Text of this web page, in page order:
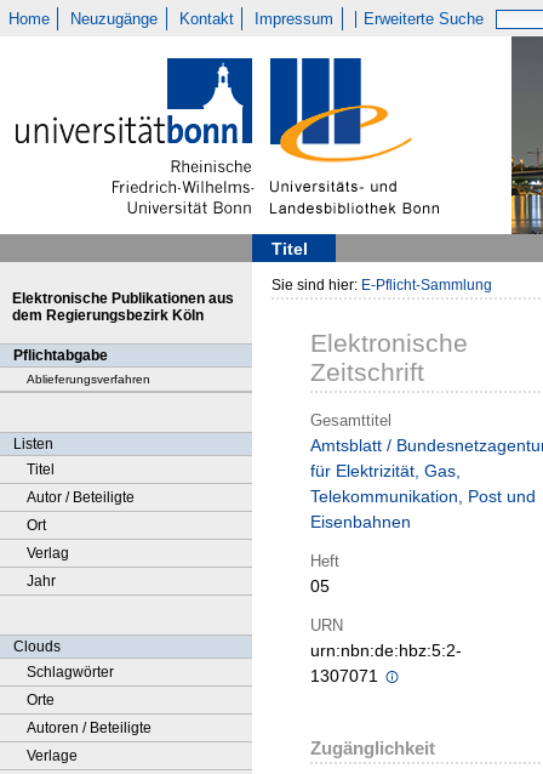
Home Neuzugänge Kontakt Impressum Erweiterte Suche
Titel
Elektronische Publikationen aus
dem Regierungsbezirk Köln
Pflichtabgabe
Ablieferungsverfahren
Listen
Titel
Autor / Beteiligte
Ort
Verlag
Jahr
Clouds
Schlagwörter
Orte
Autoren / Beteiligte
Verlage
Sie sind hier: E-Pflicht-Sammlung
Elektronische
Zeitschrift
Gesamttitel
Amtsblatt /
für Elektrizität, Gas,
Telekommunikation, Post und
Eisenbahnen
Heft
05
URN
urn:nbn:de:hbz:5:2-
1307071
Zugänglichkeit